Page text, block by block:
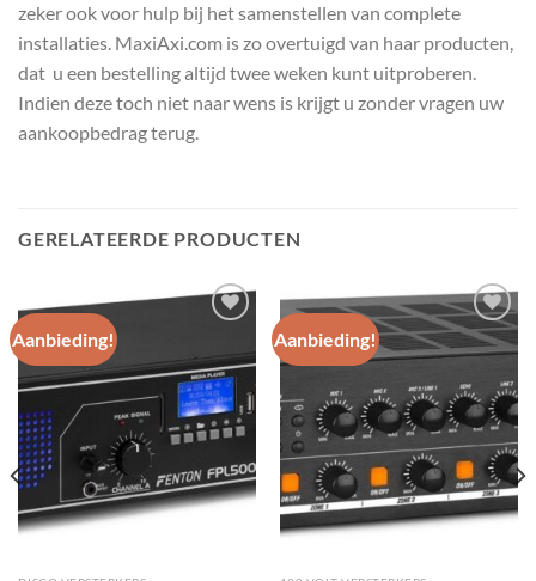
zeker ook voor hulp bij het samenstellen van complete
installaties. MaxiAxi.com is zo overtuigd van haar producten,
dat u een bestelling altijd twee weken kunt uitproberen.
Indien deze toch niet naar wens is krijgt u zonder vragen uw
aankoopbedrag terug.
GERELATEERDE PRODUCTEN
Aanbieding!
Toevoegen
aan
wenslijst
Aanbieding!
Toevoegen
aan
wenslijst